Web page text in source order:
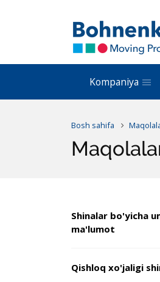
Kompaniya
Bosh sahifa
Shinalar bo'yicha
ma'lumot
Qishloq xo'jaligi